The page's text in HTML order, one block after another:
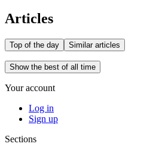
Articles
Top of the day Similar articles
Show the best of all time
Your account
Log in
Sign up
Sections